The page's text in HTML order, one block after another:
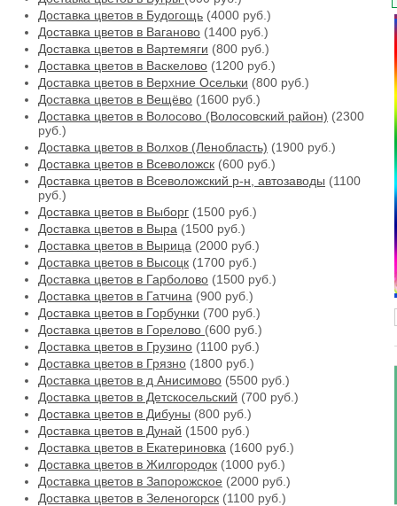
Доставка цветов в Будогощь (4000 руб.)
Доставка цветов в Ваганово (1400 руб.)
Доставка цветов в Вартемяги (800 руб.)
Доставка цветов в Васкелово (1200 руб.)
Доставка цветов в Верхние Осельки (800 руб.)
Доставка цветов в Вещёво (1600 руб.)
Доставка цветов в Волосово (Волосовский район) (2300
руб.)
Доставка цветов в Волхов (Ленобласть) (1900 руб.)
Доставка цветов в Всеволожск (600 руб.)
Доставка цветов в Всеволожский р-н, автозаводы (1100
руб.)
Доставка цветов в Выборг (1500 руб.)
Доставка цветов в Выра (1500 руб.)
Доставка цветов в Вырица (2000 руб.)
Доставка цветов в Высоцк (1700 руб.)
Доставка цветов в Гарболово (1500 руб.)
Доставка цветов в Гатчина (900 руб.)
Доставка цветов в Горбунки (700 руб.)
Доставка цветов в Горелово (600 руб.)
Доставка цветов в Грузино (1100 руб.)
Доставка цветов в Грязно (1800 руб.)
Доставка цветов в д Анисимово (5500 руб.)
Доставка цветов в Детскосельский (700 руб.)
Доставка цветов в Дибуны (800 руб.)
Доставка цветов в Дунай (1500 руб.)
Доставка цветов в Екатериновка (1600 руб.)
Доставка цветов в Жилгородок (1000 руб.)
Доставка цветов в Запорожское (2000 руб.)
Доставка цветов в Зеленогорск (1100 руб.)